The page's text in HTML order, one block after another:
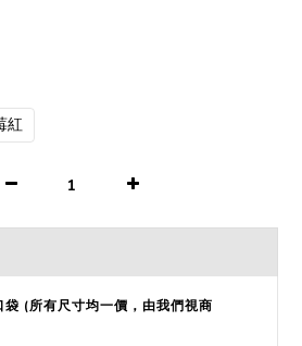
紅
(所有尺寸均一價，由我們視商